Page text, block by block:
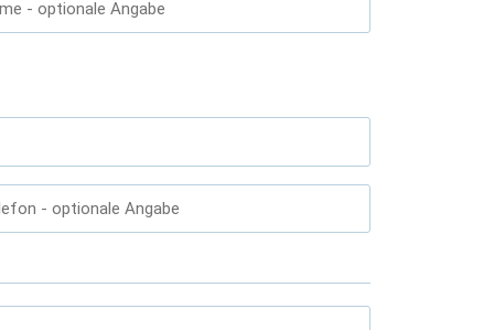
- optionale Angabe
- optionale Angabe